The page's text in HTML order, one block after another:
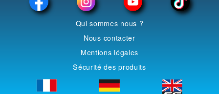
Qui sommes nous ?
Nous contacter
Mentions légales
Sécurité des produits